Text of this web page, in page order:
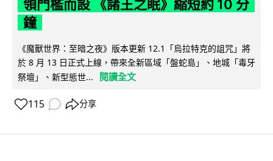
領門檻而設 《諸王之眠》縮短約 10 分
鐘
《魔獸世界：至暗之夜》版本更新 12.1「烏拉特克的詛咒」將
於 8 月 13 日正式上線，帶來全新區域「盤蛇島」、地城「毒牙
祭壇」、新型態世...
閱讀全文
115 分享